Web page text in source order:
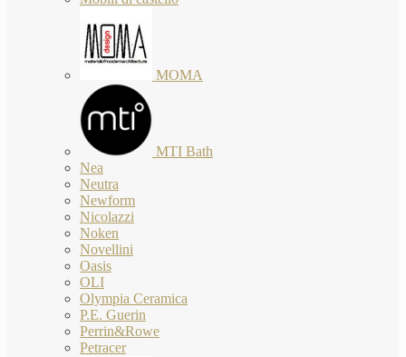
MOMA
MTI Bath
Nea
Neutra
Newform
Nicolazzi
Noken
Novellini
Oasis
OLI
Olympia Ceramica
P.E. Guerin
Perrin&Rowe
Petracer